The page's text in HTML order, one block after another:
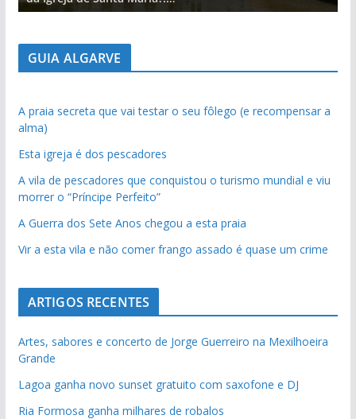
GUIA ALGARVE
A praia secreta que vai testar o seu fôlego (e recompensar a
alma)
Esta igreja é dos pescadores
A vila de pescadores que conquistou o turismo mundial e viu
morrer o “Príncipe Perfeito”
A Guerra dos Sete Anos chegou a esta praia
Vir a esta vila e não comer frango assado é quase um crime
ARTIGOS RECENTES
Artes, sabores e concerto de Jorge Guerreiro na Mexilhoeira
Grande
Lagoa ganha novo sunset gratuito com saxofone e DJ
Ria Formosa ganha milhares de robalos